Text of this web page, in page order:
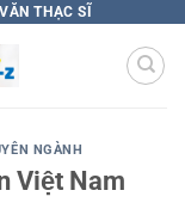
THẠC SĨ
NGÀNH
Việt Nam